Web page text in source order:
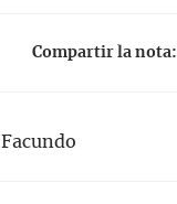
Compartir la nota: